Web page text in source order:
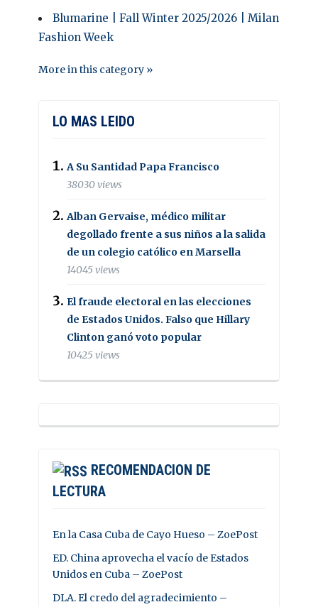
Blumarine | Fall Winter 2025/2026 | Milan
Fashion Week
More in this category »
LO MAS LEIDO
A Su Santidad Papa Francisco
38030 views
Alban Gervaise, médico militar
degollado frente a sus niños a la salida
de un colegio católico en Marsella
14045 views
El fraude electoral en las elecciones
de Estados Unidos. Falso que Hillary
Clinton ganó voto popular
10425 views
RECOMENDACION DE
LECTURA
En la Casa Cuba de Cayo Hueso – ZoePost
ED. China aprovecha el vacío de Estados
Unidos en Cuba – ZoePost
DLA. El credo del agradecimiento –